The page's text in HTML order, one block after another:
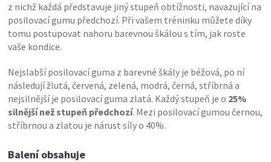
z nichž každá představuje jiný stupeň obtížnosti, navazující na
posilovací gumu předchozí. Při vašem tréninku můžete díky
tomu postupovat nahoru barevnou škálou s tím, jak roste
vaše kondice.
Nejslabší posilovací guma z barevné škály je béžová, po ní
následují žlutá, červená, zelená, modrá, černá, stříbrná a
nejsilnější je posilovací guma zlatá. Každý stupeň je o 25%
silnější než stupeň předchozí. Mezi posilovací gumou černou,
stříbrnou a zlatou je nárust síly o 40%.
Balení obsahuje